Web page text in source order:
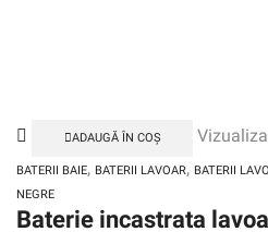
ADAUGĂ ÎN COȘ
BATERII BAIE, BATERII LAVOAR, BATERII
NEGRE
Baterie incastrata